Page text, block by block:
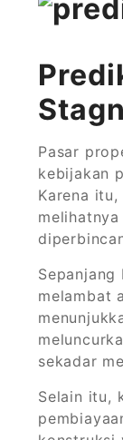
Pasar
kebijakan
Karena
melambat
sekadar
Selain itu,